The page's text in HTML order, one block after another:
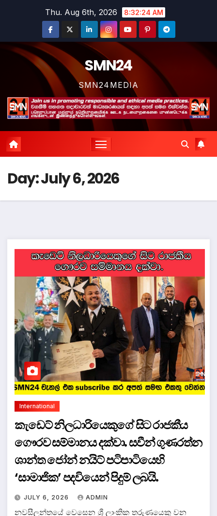
Thu. Aug 6th, 2026 8:32:25 AM
SMN24
SMN24MEDIA
Day:July 6, 2026
International
කැඩෙට් නිලධාරියෙකුගේ සිට රාජකීය
ගෞරව සම්මානය දක්වා. සවීන් ගුණරත්න
ශාන්ත ජෝන් නයිට් පටිපාටියෙහි
‘සාමාජික’ පදවියෙන් පිදුම් ලබයි.
JULY 6, 2026 ADMIN
නවසීලන්තයේ වෙසෙන ශ්‍රී ලාංකික තරුණයෙකු වන